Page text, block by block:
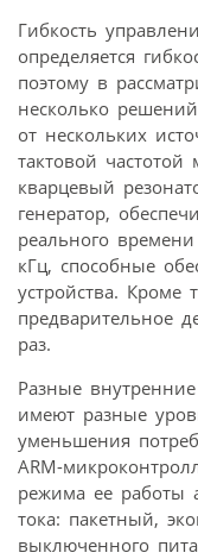
Гибкость
определяется
поэтому в
несколько
от нескольких
тактовой
кварцевый
генератор,
реального
кГц, способные
устройства. Кроме
предварительное
раз.
Разные
имеют разные
уменьшения
ARM-
режима ее работы
тока: пакетный,
выключенного